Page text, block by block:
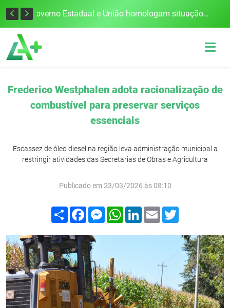
Defesa Civil alerta para risco de tornado e tempestades severas no RS entre esta quinta e sexta-feira Governo Estadual e União homologam situação de emergência em Frederico Westphalen após vendaval
Frederico Westphalen adota racionalização de
combustível para preservar serviços
essenciais
Escassez de óleo diesel na região leva administração municipal a
restringir atividades das Secretarias de Obras e Agricultura
Publicado em 23/03/2026 às 08:10
Compartilhar
FacebookMessenger
WhatsApp
LinkedIn
Email